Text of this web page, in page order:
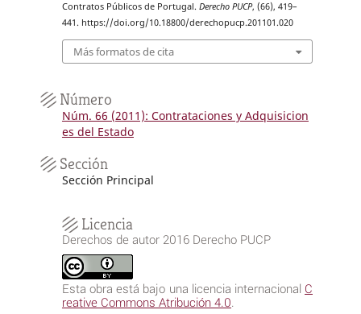
Contratos Públicos de Portugal. Derecho PUCP, (66), 419–
441. https://doi.org/10.18800/derechopucp.201101.020
Más formatos de cita
Número
Núm. 66 (2011): Contrataciones y Adquisicion
es del Estado
Sección
Sección Principal
Licencia
Derechos de autor 2016 Derecho PUCP
Esta obra está bajo una licencia internacional C
reative Commons Atribución 4.0